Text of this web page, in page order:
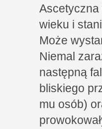
Ascetyczna
wieku i
Może
Niemal
następną
bliskiego
mu osób)